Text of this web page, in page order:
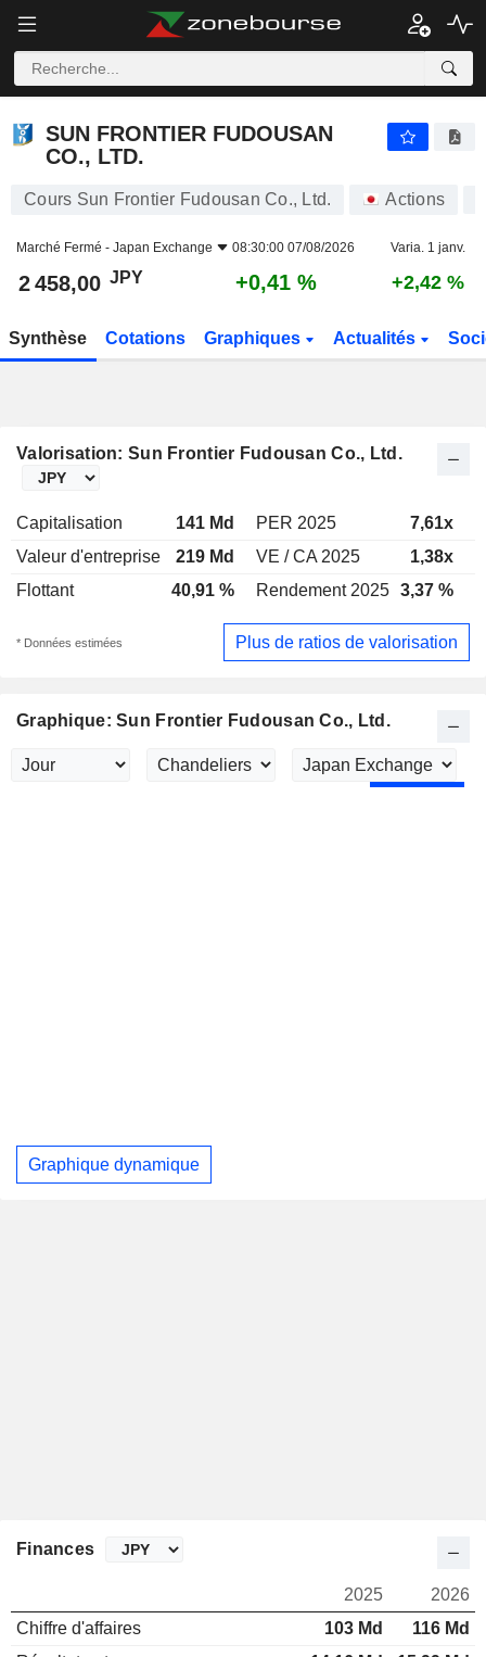
SUN FRONTIER FUDOUSAN
CO., LTD.
Cours Sun Frontier Fudousan Co., Ltd. Actions
Marché Fermé - Japan Exchange 08:30:00 07/08/2026 Varia. 1 janv.
2 458,00 JPY +0,41 % +2,42 %
Synthèse Cotations Graphiques Actualités
Valorisation: Sun Frontier Fudousan Co., Ltd.
Capitalisation 141 Md PER 2025 7,61x
Valeur d'entreprise
219 Md VE / CA 2025 1,38x
Flottant
40,91 % Rendement 2025 3,37 %
* Données estimées Plus de ratios de valorisation
Graphique: Sun Frontier Fudousan Co., Ltd.
Graphique dynamique
Finances
2025
2026
Chiffre d'affaires
103 Md
116 Md